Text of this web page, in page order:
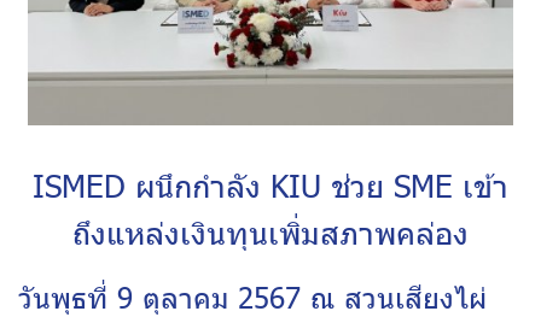
ISMED ผนึกกำลัง KIU ช่วย SME เข้า
ถึงแหล่งเงินทุนเพิ่มสภาพคล่อง
วันพุธที่ 9 ตุลาคม 2567 ณ สวนเสียงไผ่